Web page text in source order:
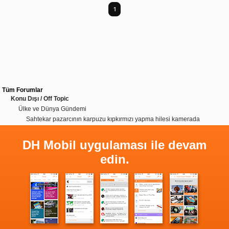
1
Tüm Forumlar
Konu Dışı / Off Topic
Ülke ve Dünya Gündemi
Sahtekar pazarcının karpuzu kıpkırmızı yapma hilesi kamerada
DH Mobil uygulaması ile devam
edin.